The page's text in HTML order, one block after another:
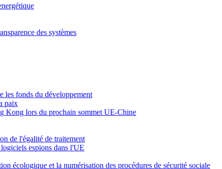
des systèmes
les fonds du développement
paix
Kong lors du prochain sommet UE-Chine
de l'égalité de traitement
logiciels espions dans l'UE
écologique et la numérisation des procédures de sécurité sociale